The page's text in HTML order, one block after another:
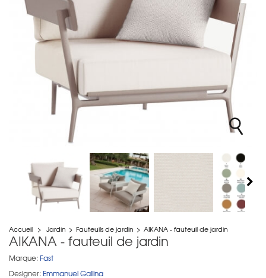
Accueil > Jardin > Fauteuils de jardin > AIKANA - fauteuil de jardin
AIKANA - fauteuil de jardin
Marque: Fast
Designer: Emmanuel Gallina